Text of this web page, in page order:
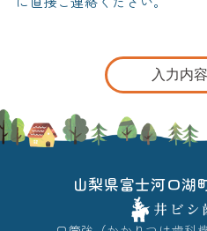
キャンセルポリシーに
山梨県富士河口湖